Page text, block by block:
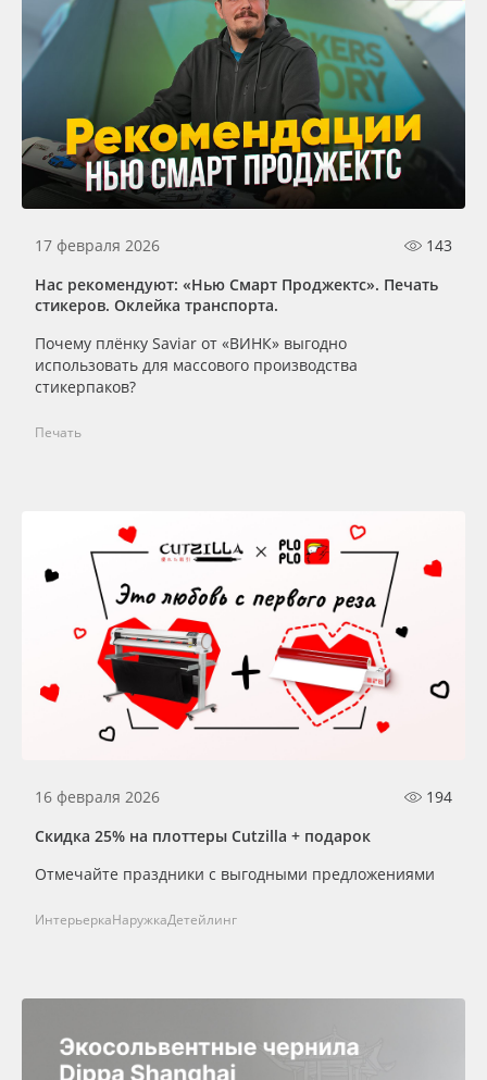
17 февраля 2026
143
Нас рекомендуют: «Нью Смарт Проджектс». Печать
стикеров. Оклейка транспорта.
Почему плёнку Saviar от «ВИНК» выгодно
использовать для массового производства
стикерпаков?
Печать
16 февраля 2026
194
Скидка 25% на плоттеры Cutzilla + подарок
Отмечайте праздники с выгодными предложениями
ИнтерьеркаНаружкаДетейлинг